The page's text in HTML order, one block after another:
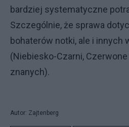
bardziej systematyczne
Szczególnie, że sprawa
bohaterów notki, ale i innych
(Niebiesko-Czarni,
znanych).
Autor: Zajtenberg